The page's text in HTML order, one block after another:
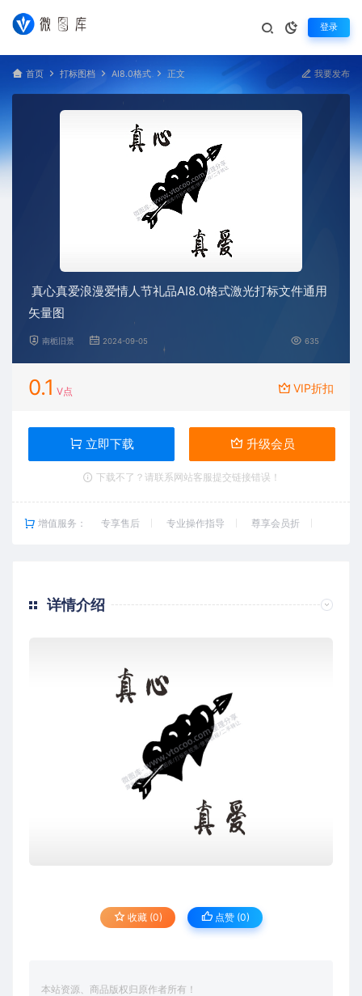
登录
首页 打标图档 AI8.0格式 正文 我要发布
真心真爱浪漫爱情人节礼品AI8.0格式激光打标文件通用
矢量图
南栀旧景 2024-09-05 635
0.1 V点 VIP折扣
立即下载 升级会员
下载不了？请联系网站客服提交链接错误！
增值服务： 专享售后 专业操作指导 尊享会员折
详情介绍
收藏 (0) 点赞 (0)
本站资源、商品版权归原作者所有！